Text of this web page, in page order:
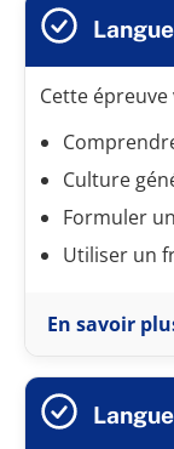
Cette épreuve
Culture
Formuler
Utiliser un
En savoir